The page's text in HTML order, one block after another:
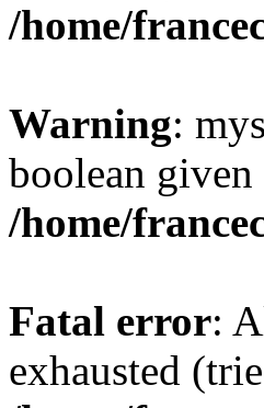
/home/
Warning:
boolean given
/home/
Fatal error:
exhausted